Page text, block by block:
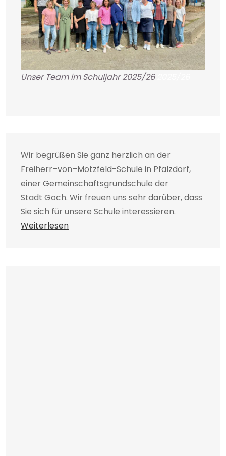
Unser Team im Schuljahr 2025/262025/26
Wir begrüßen Sie ganz herzlich an der
Freiherr–von–Motzfeld-Schule in Pfalzdorf,
einer Gemeinschaftsgrundschule der
Stadt Goch. Wir freuen uns sehr darüber, dass
Sie sich für unsere Schule interessieren.
Weiterlesen